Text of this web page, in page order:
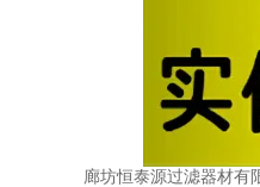
廊坊恒泰源过滤器材有